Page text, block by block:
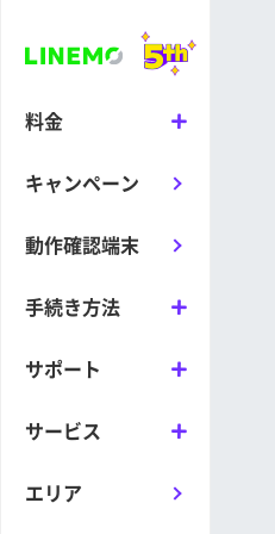
料金
キャンペーン
動作確認端末
手続き方法
サポート
サービス
エリア